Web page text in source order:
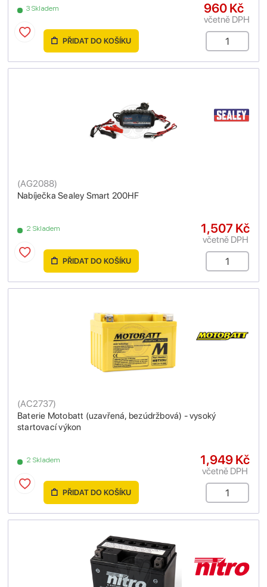
3 Skladem 960 Kč
včetně DPH
PŘIDAT DO KOŠÍKU
Nabíječka Sealey Smart 200HF
(AG2088)
2 Skladem 1,507 Kč
včetně DPH
PŘIDAT DO KOŠÍKU
Baterie Motobatt (uzavřená, bezúdržbová) - vysoký
startovací výkon
(AC2737)
2 Skladem 1,949 Kč
včetně DPH
PŘIDAT DO KOŠÍKU